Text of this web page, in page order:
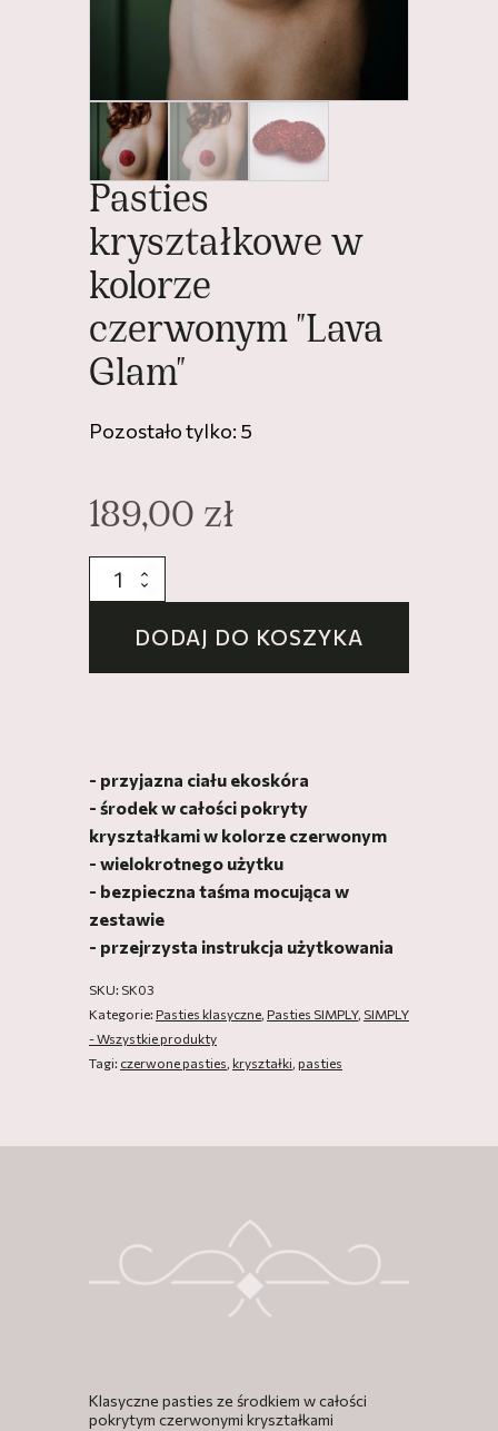
Pasties
kryształkowe w
kolorze
czerwonym "Lava
Glam"
Pozostało tylko: 5
189,00 zł
ilość
Pasties
kolorze
DODAJ DO KOSZYKA
- przyjazna ciału ekoskóra
- środek w całości pokryty
kryształkami w kolorze czerwonym
- wielokrotnego użytku
- bezpieczna taśma mocująca w
zestawie
- przejrzysta instrukcja użytkowania
SKU: SK03
Kategorie: Pasties klasyczne Pasties SIMPLY, SIMPLY
- Wszystkie produkty
Tagi: czerwone pasties kryształki pasties
Klasyczne pasties ze środkiem w całości
pokrytym czerwonymi kryształkami